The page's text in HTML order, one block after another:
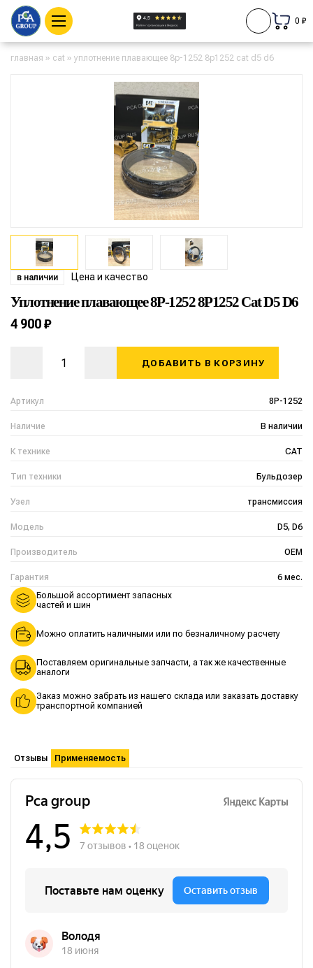
0 ₽
главная » cat » уплотнение плавающее 8p-1252 8p1252 cat d5 d6
в наличии Цена и качество
Уплотнение плавающее 8P-1252 8P1252 Cat D5 D6
Артикул 8P-1252
Наличие В наличии
К технике CAT
Тип техники Бульдозер
Узел трансмиссия
Модель D5, D6
Производитель OEM
Гарантия 6 мес.
4 900 ₽
ДОБАВИТЬ В КОРЗИНУ
Большой ассортимент запасных
частей и шин
Можно оплатить наличными или по безналичному расчету
Поставляем оригинальные запчасти, а так же качественные
аналоги
Заказ можно забрать из нашего склада или заказать доставку
транспортной компанией
Отзывы Применяемость